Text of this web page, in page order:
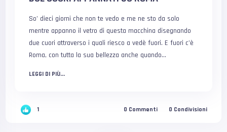
So’ dieci giorni che non te vedo e me ne sto da solo
mentre appanno il vetro di questa macchina disegnando
due cuori attraverso i quali riesco a vedè fuori. E fuori c’è
Roma, con tutta la sua bellezza anche quando...
LEGGI DI PIÙ...
1 0 Commenti 0 Condivisioni